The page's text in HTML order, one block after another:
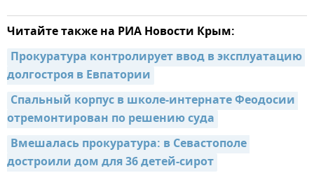
Читайте также на РИА Новости Крым:
Прокуратура контролирует ввод в эксплуатацию
долгостроя в Евпатории
Спальный корпус в школе-интернате Феодосии
отремонтирован по решению суда
Вмешалась прокуратура: в Севастополе
достроили дом для 36 детей-сирот